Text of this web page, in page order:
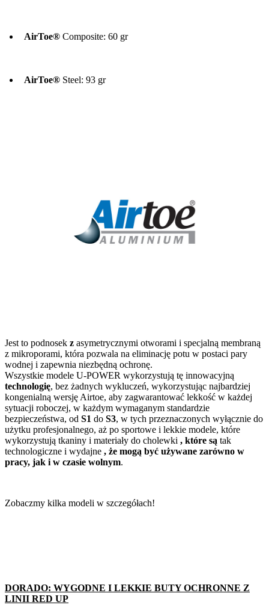
AirToe® Composite: 60 gr
AirToe® Steel: 93 gr
Jest to podnosek z asymetrycznymi otworami i specjalną membraną
z mikroporami, która pozwala na eliminację potu w postaci pary
wodnej i zapewnia niezbędną ochronę.
Wszystkie modele U-POWER wykorzystują tę innowacyjną
technologię, bez żadnych wykluczeń, wykorzystując najbardziej
kongenialną wersję Airtoe, aby zagwarantować lekkość w każdej
sytuacji roboczej, w każdym wymaganym standardzie
bezpieczeństwa, od S1 do S3, w tych przeznaczonych wyłącznie do
użytku profesjonalnego, aż po sportowe i lekkie modele, które
wykorzystują tkaniny i materiały do cholewki , które są tak
technologiczne i wydajne , że mogą być używane zarówno w
pracy, jak i w czasie wolnym.
Zobaczmy kilka modeli w szczegółach!
DORADO: WYGODNE I LEKKIE BUTY OCHRONNE Z
LINII RED UP